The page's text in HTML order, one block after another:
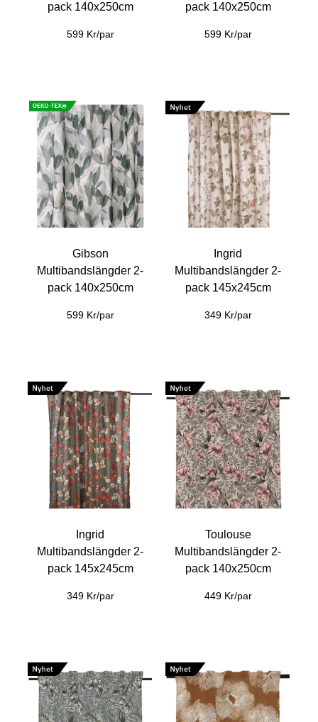
pack 140x250cm
599 Kr/par
pack 140x250cm
599 Kr/par
Gibson
Multibandslängder 2-
pack 140x250cm
599 Kr/par
Ingrid
Multibandslängder 2-
pack 145x245cm
349 Kr/par
Ingrid
Multibandslängder 2-
pack 145x245cm
349 Kr/par
Toulouse
Multibandslängder 2-
pack 140x250cm
449 Kr/par